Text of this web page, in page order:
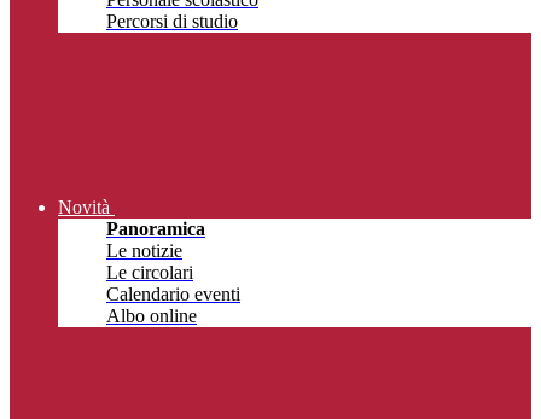
Percorsi di studio
Novità
Panoramica
Le notizie
Le circolari
Calendario eventi
Albo online